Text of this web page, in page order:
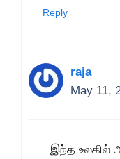
Reply
raja
May 11,
இந்த உலகில்